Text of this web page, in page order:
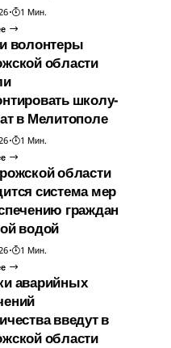
1 Мин.
волонтеры
области
школу-
в Мелитополе
1 Мин.
области
система мер
граждан
водой
1 Мин.
аварийных
введут в
области